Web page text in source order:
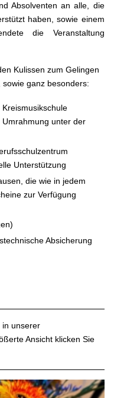
Absolventen an alle, die
haben, sowie einem
die Veranstaltung
Kulissen zum Gelingen
ganz besonders:
Kreismusikschule
unter der
Unterstützung
die wie in jedem
zur Verfügung
Absicherung
in unserer
Ansicht klicken Sie